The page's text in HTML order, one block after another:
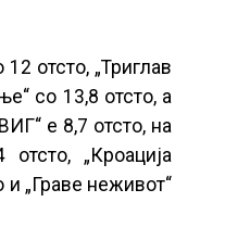
отсто, „Триглав
со 13,8 отсто, а
е 8,7 отсто, на
„Кроација
и „Граве неживот“